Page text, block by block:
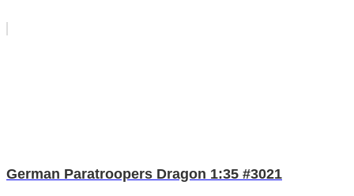
German Paratroopers Dragon 1:35 #3021